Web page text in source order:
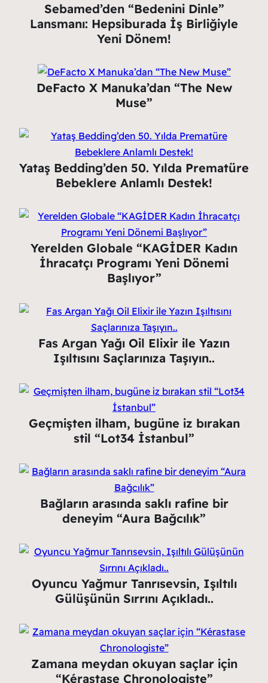
Sebamed’den “Bedenini Dinle”
Lansmanı: Hepsiburada İş Birliğiyle
Yeni Dönem!
DeFacto X Manuka’dan “The New
Muse”
Yataş Bedding’den 50. Yılda Prematüre
Bebeklere Anlamlı Destek!
Yerelden Globale “KAGİDER Kadın
İhracatçı Programı Yeni Dönemi
Başlıyor”
Fas Argan Yağı Oil Elixir ile Yazın
Işıltısını Saçlarınıza Taşıyın..
Geçmişten ilham, bugüne iz bırakan
stil “Lot34 İstanbul”
Bağların arasında saklı rafine bir
deneyim “Aura Bağcılık”
Oyuncu Yağmur Tanrısevsin, Işıltılı
Gülüşünün Sırrını Açıkladı..
Zamana meydan okuyan saçlar için
“Kérastase Chronologiste”